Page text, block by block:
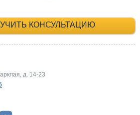
КОНСУЛЬТАЦИЮ
+7 (495) 660-35-
д. 14-23